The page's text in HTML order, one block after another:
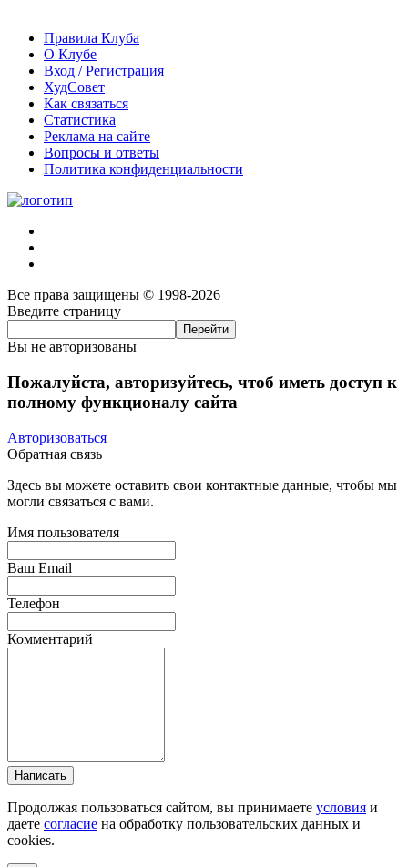
Правила Клуба
О Клубе
Вход / Регистрация
ХудСовет
Как связаться
Статистика
Реклама на сайте
Вопросы и ответы
Политика конфиденциальности
Все права защищены © 1998-2026
Введите страницу
Вы не авторизованы
Пожалуйста, авторизуйтесь, чтоб иметь доступ к
полному функционалу сайта
Авторизоваться
Обратная связь
Здесь вы можете оставить свои контактные данные, чтобы мы
могли связаться с вами.
Имя пользователя
Ваш Email
Телефон
Комментарий
Написать
Продолжая пользоваться сайтом, вы принимаете условия и
даете согласие на обработку пользовательских данных и
cookies.